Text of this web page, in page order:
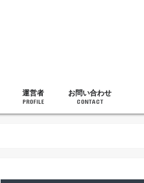
運営者
PROFILE
お問い合わせ
CONTACT